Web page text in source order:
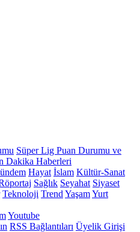
Süper Lig Puan Durumu ve
Dakika Haberleri
Hayat İslam Kültür-Sanat
Sağlık Seyahat Siyaset
Teknoloji Trend YaşamYurt
Youtube
RSS Bağlantıları Üyelik Girişi